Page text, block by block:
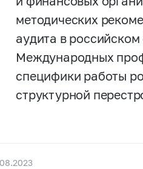
методических
аудита в
Международных
специфики работы
структурной